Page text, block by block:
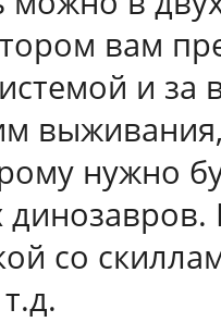
вам
и
нужно
со